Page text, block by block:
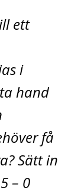
ett
i
hand
få
Sätt in
– 0